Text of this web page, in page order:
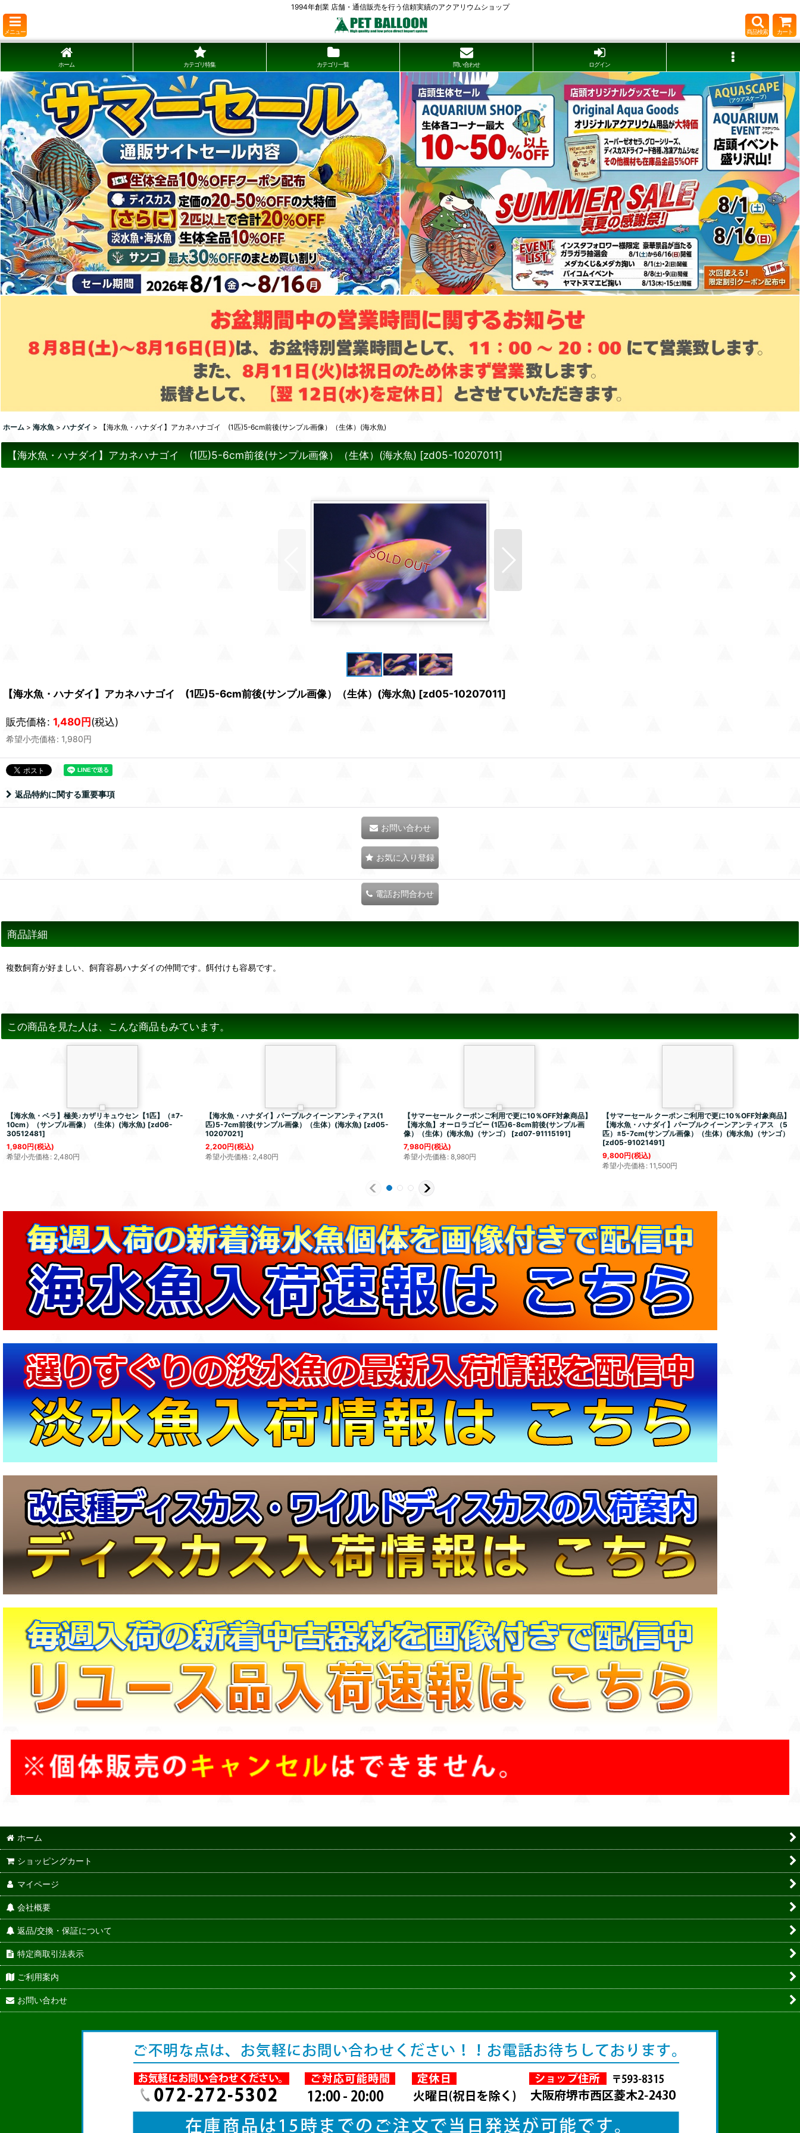
1994年創業 店舗・通信販売を行う信頼実績のアクアリウムショップ
メニュー 商品検索 カート
ホーム カテゴリ特集 カテゴリ一覧 問い合わせ ログイン
ホーム > 海水魚 > ハナダイ > 【海水魚・ハナダイ】アカネハナゴイ (1匹)5-6cm前後(サンプル画像）（生体）(海水魚)
【海水魚・ハナダイ】アカネハナゴイ (1匹)5-6cm前後(サンプル画像）（生体）(海水魚) [zd05-10207011]
【海水魚・ハナダイ】アカネハナゴイ (1匹)5-6cm前後(サンプル画像）（生体）(海水魚) [zd05-10207011]
販売価格: 1,480円(税込)
希望小売価格: 1,980円
返品特約に関する重要事項
お問い合わせ
お気に入り登録
電話お問合わせ
商品詳細
複数飼育が好ましい、飼育容易ハナダイの仲間です。餌付けも容易です。
この商品を見た人は、こんな商品もみています。
【海水魚・ベラ】極美♪カザリキュウセン【1匹】（±7-
10cm）（サンプル画像）（生体）(海水魚) [zd06-
30512481]
1,980円(税込)
希望小売価格: 2,480円
【海水魚・ハナダイ】パープルクイーンアンティアス(1
匹)5-7cm前後(サンプル画像）（生体）(海水魚) [zd05-
10207021]
2,200円(税込)
希望小売価格: 2,480円
【サマーセール クーポンご利用で更に10％OFF対象商品】
【海水魚】オーロラゴビー (1匹)6-8cm前後(サンプル画
像）（生体）(海水魚)（サンゴ）
[zd07-91115191]
7,980円(税込)
希望小売価格: 8,980円
【サマーセール クーポンご利用で更に10％OFF対象商品】
【海水魚・ハナダイ】パープルクイーンアンティアス （5
匹）±5-7cm(サンプル画像）（生体）(海水魚)（サンゴ）
[zd05-91021491]
9,800円(税込)
希望小売価格: 11,500円
ホーム
ショッピングカート
マイページ
会社概要
返品/交換・保証について
特定商取引法表示
ご利用案内
お問い合わせ